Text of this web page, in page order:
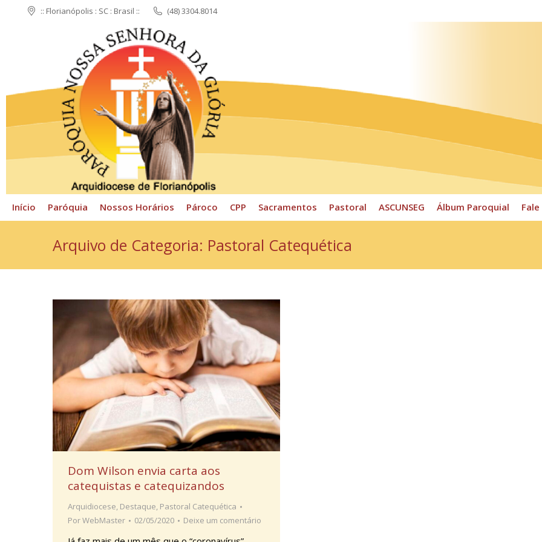
:: Florianópolis : SC : Brasil :: (48) 3304.8014
Início Paróquia Nossos Horários Pároco CPP Sacramentos Pastoral ASCUNSEG Álbum Paroquial
Arquivo de Categoria: Pastoral Catequética
Dom Wilson envia carta aos
catequistas e catequizandos
Arquidiocese, Destaque, Pastoral Catequética
PorWebMaster 02/05/2020 Deixe um comentário